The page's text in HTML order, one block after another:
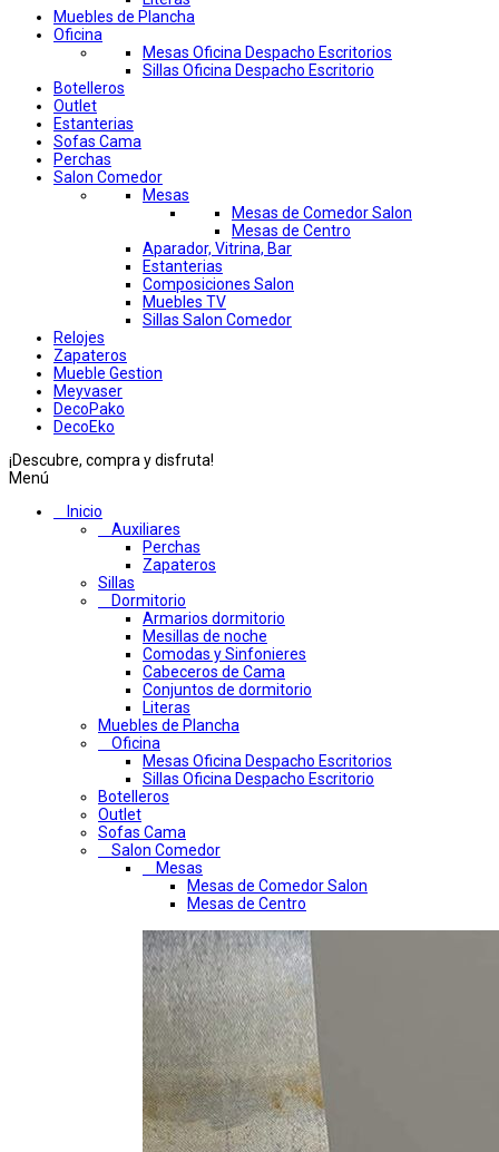
Muebles de Plancha
Oficina
Mesas Oficina Despacho Escritorios
Sillas Oficina Despacho Escritorio
Botelleros
Outlet
Estanterias
Sofas Cama
Perchas
Salon Comedor
Mesas
Mesas de Comedor Salon
Mesas de Centro
Aparador, Vitrina, Bar
Estanterias
Composiciones Salon
Muebles TV
Sillas Salon Comedor
Relojes
Zapateros
Mueble Gestion
Meyvaser
DecoPako
DecoEko
¡Descubre, compra y disfruta!
Menú
Inicio
Auxiliares
Perchas
Zapateros
Sillas
Dormitorio
Armarios dormitorio
Mesillas de noche
Comodas y Sinfonieres
Cabeceros de Cama
Conjuntos de dormitorio
Literas
Muebles de Plancha
Oficina
Mesas Oficina Despacho Escritorios
Sillas Oficina Despacho Escritorio
Botelleros
Outlet
Sofas Cama
Salon Comedor
Mesas
Mesas de Comedor Salon
Mesas de Centro